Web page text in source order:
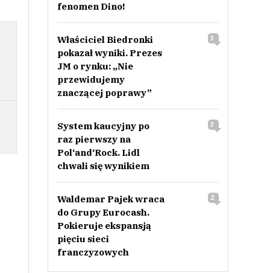
fenomen Dino!
Właściciel Biedronki
pokazał wyniki. Prezes
JM o rynku: „Nie
przewidujemy
znaczącej poprawy”
3
System kaucyjny po
raz pierwszy na
Pol‘and‘Rock. Lidl
chwali się wynikiem
3
Waldemar Pajek wraca
do Grupy Eurocash.
Pokieruje ekspansją
pięciu sieci
franczyzowych
2